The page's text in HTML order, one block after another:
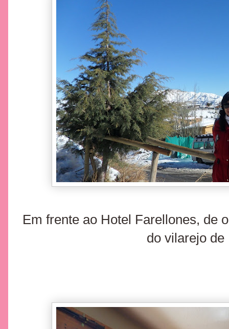
Em frente ao Hotel Farellones, de
do vilarejo de